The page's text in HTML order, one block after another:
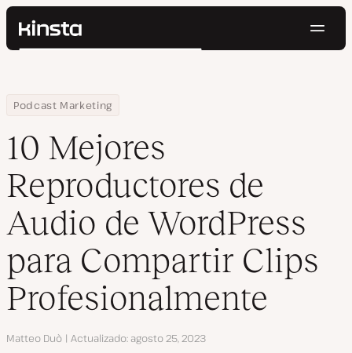
Kinsta®
Precios
Contacto
Buscar
Home
Centro de Recursos
Blog
Podcast Marketing
10 Mejores Reproductores de Audio de WordPress para
10 Mejores
Reproductores de
Audio de WordPress
para Compartir Clips
Profesionalmente
Autor
Matteo Duò Actualizado agosto 25, 2023